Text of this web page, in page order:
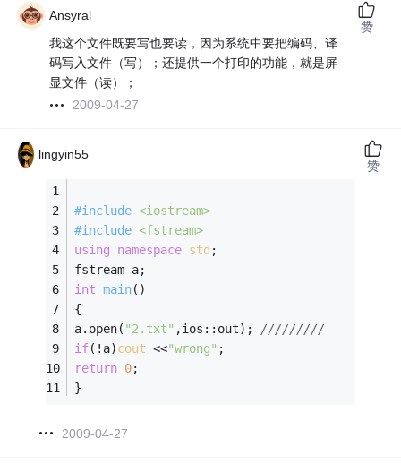
Ansyral
我这个文件既要写也要读，因为系统中要把编码、译
码写入文件（写）；还提供一个打印的功能，就是屏
显文件（读）；
2009-04-27
赞
lingyin55
#include <iostream>
#include <fstream>
using
namespace std ;
fstream a;
int main()
{
a.open( "2.txt" ,ios::out); /////////
if(!a)cout <<"wrong" ;
return 0;
}
2009-04-27
赞